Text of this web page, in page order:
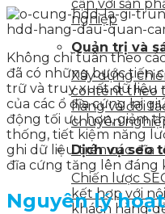
cận với sản
nghiệp
Quản trị và
Xây dựng
content theo
hàng và đối
chuyên
Dịch vụ seo
Chiến lược
kết hợp với
khách hàng
Không chỉ tuân theo
đã có những bước tiến
trữ và truy xuất dữ liệu
của các ổ đĩa cứng lai
động tối ưu hơn, giảm
thống, tiết kiệm năng
ghi dữ liệu trên các đĩa
đĩa cứng tăng lên đáng
Nguyên lý